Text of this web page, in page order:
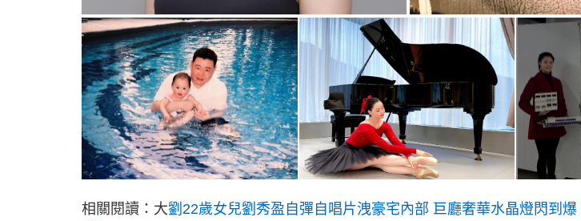
相關閱讀：大劉22歲女兒劉秀盈自彈自唱片洩豪宅內部 巨廳奢華水晶燈閃到